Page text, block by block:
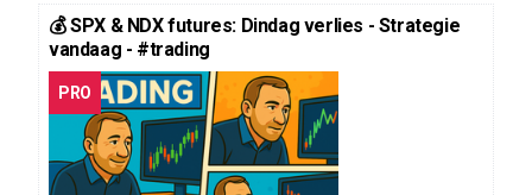
💰 SPX & NDX futures: Dindag verlies - Strategie
vandaag - #trading
PRO